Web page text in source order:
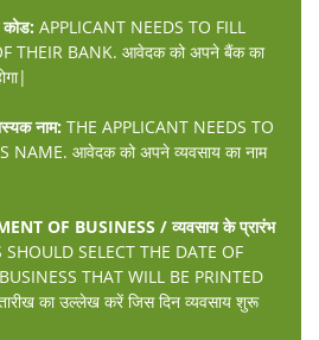
APPLICANT NEEDS TO FILL
THEIR BANK. आवेदक को अपने बैंक का
नाम: THE APPLICANT NEEDS TO
NAME. आवेदक को अपने व्यवसाय का नाम
OF BUSINESS / व्यवसाय के प्रारंभ
SHOULD SELECT THE DATE OF
THAT WILL BE PRINTED
का उल्लेख करें जिस दिन व्यवसाय शुरू